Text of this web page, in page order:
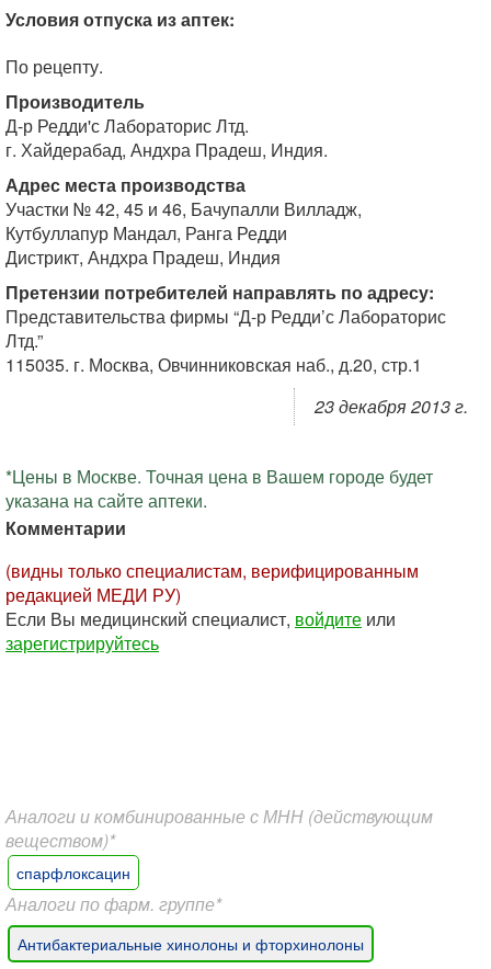
Условия отпуска из аптек:
По рецепту.
Производитель
Д-р Редди'с Лабораторис Лтд.
г. Хайдерабад, Андхра Прадеш, Индия.
Адрес места производства
Участки № 42, 45 и 46, Бачупалли Вилладж,
Кутбуллапур Мандал, Ранга Редди
Дистрикт, Андхра Прадеш, Индия
Претензии потребителей направлять по адресу:
Представительства фирмы “Д-р Редди’с Лабораторис
Лтд.”
115035. г. Москва, Овчинниковская наб., д.20, стр.1
23 декабря 2013 г.
*Цены в Москве. Точная цена в Вашем городе будет
указана на сайте аптеки.
Комментарии
(видны только специалистам, верифицированным
редакцией МЕДИ РУ)
Если Вы медицинский специалист, войдите или
зарегистрируйтесь
Аналоги и комбинированные с МНН (действующим
веществом)*
спарфлоксацин
Аналоги по фарм. группе*
Антибактериальные хинолоны и фторхинолоны